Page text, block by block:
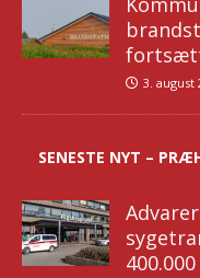
3. august
SENESTE NYT –